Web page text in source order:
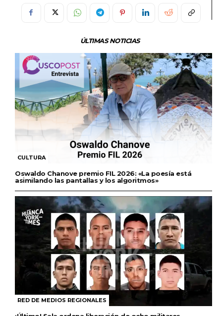
ÚLTIMAS NOTICIAS
CULTURA
Oswaldo Chanove premio FIL 2026: «La poesía está
asimilando las pantallas y los algoritmos»
RED DE MEDIOS REGIONALES